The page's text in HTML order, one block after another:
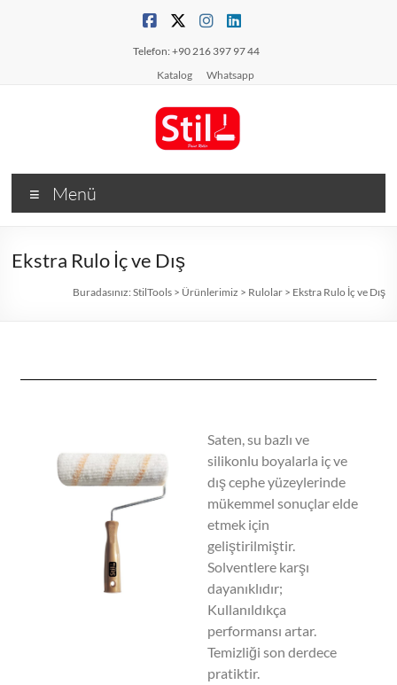
Telefon: +90 216 397 97 44
Katalog
Whatsapp
Menü
Ekstra Rulo İç ve Dış
Buradasınız: StilTools> Ürünlerimiz > Rulolar> Ekstra Rulo İç ve Dış
Saten, su bazlı ve
silikonlu boyalarla iç ve
dış cephe yüzeylerinde
mükemmel sonuçlar elde
etmek için
geliştirilmiştir.
Solventlere karşı
dayanıklıdır;
Kullanıldıkça
performansı artar.
Temizliği son derdece
pratiktir.